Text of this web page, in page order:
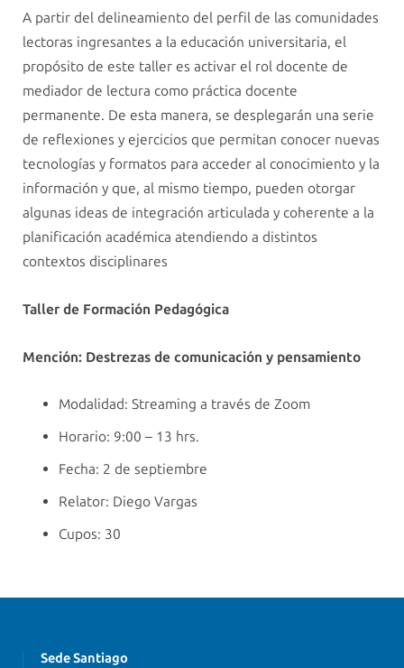
A partir del delineamiento del perfil de las comunidades
lectoras ingresantes a la educación universitaria, el
propósito de este taller es activar el rol docente de
mediador de lectura como práctica docente
permanente. De esta manera, se desplegarán una serie
de reflexiones y ejercicios que permitan conocer nuevas
tecnologías y formatos para acceder al conocimiento y la
información y que, al mismo tiempo, pueden otorgar
algunas ideas de integración articulada y coherente a la
planificación académica atendiendo a distintos
contextos disciplinares
Taller de Formación Pedagógica
Mención: Destrezas de comunicación y pensamiento
Modalidad: Streaming a través de Zoom
Horario: 9:00 – 13 hrs.
Fecha: 2 de septiembre
Relator: Diego Vargas
Cupos: 30
Sede Santiago